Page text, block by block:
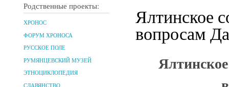
Родственные проекты:
ХРОНОС
ФОРУМ ХРОНОСА
РУССКОЕ ПОЛЕ
РУМЯНЦЕВСКИЙ МУЗЕЙ
ЭТНОЦИКЛОПЕДИЯ
СЛАВЯНСТВО
Ялтинское
вопросам